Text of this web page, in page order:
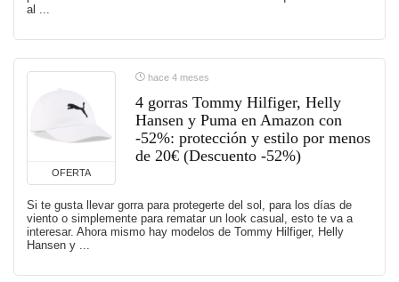
al ...
OFERTA
hace 4 meses
4 gorras Tommy Hilfiger, Helly
Hansen y Puma en Amazon con
-52%: protección y estilo por menos
de 20€ (Descuento -52%)
Si te gusta llevar gorra para protegerte del sol, para los días de
viento o simplemente para rematar un look casual, esto te va a
interesar. Ahora mismo hay modelos de Tommy Hilfiger, Helly
Hansen y ...